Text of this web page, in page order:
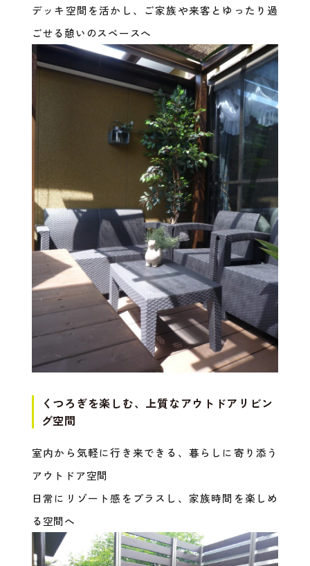
デッキ空間を活かし、ご家族や来客とゆったり過
ごせる憩いのスペースへ
くつろぎを楽しむ、上質なアウトドアリビン
グ空間
室内から気軽に行き来できる、暮らしに寄り添う
アウトドア空間
日常にリゾート感をプラスし、家族時間を楽しめ
る空間へ